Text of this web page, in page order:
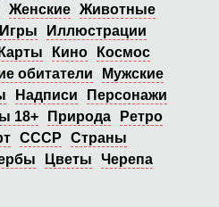
Женские Животные
Игры
Иллюстрации
Карты Кино
Космос
обитатели
Мужские
Надписи
Персонажи
18+ Природа
Ретро
СССР
Страны
Цветы
Черепа